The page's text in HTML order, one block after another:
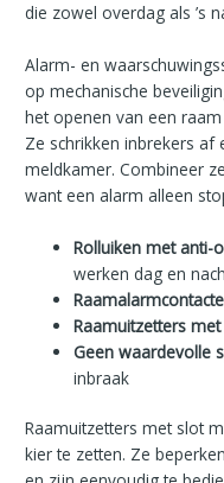
die zowel overdag als ’s
Alarm- en
op mechanische
het openen van een
Ze schrikken inbrekers
meldkamer. Combineer
want een alarm alleen
Rolluiken met anti-
werken dag en
Raamuitzetters
Geen waardevolle
inbraak
Raamuitzetters met slot
kier te zetten. Ze